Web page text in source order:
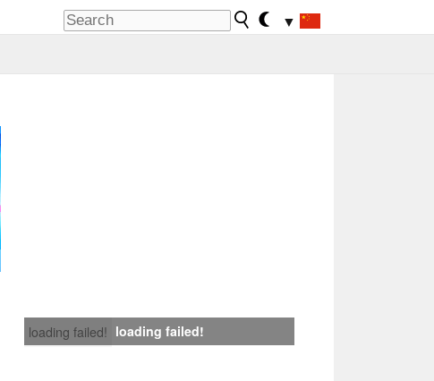
▼
loading failed! loading failed!